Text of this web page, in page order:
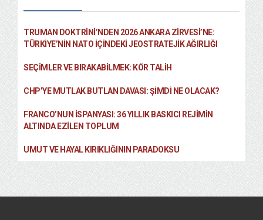
TRUMAN DOKTRINI’NDEN 2026 ANKARA ZIRVESI’NE:
TÜRKIYE’NIN NATO İÇINDEKI JEOSTRATEJIK AĞIRLIĞI
SEÇIMLER VE BIRAKABILMEK: KÖR TALIH
CHP’YE MUTLAK BUTLAN DAVASI: ŞİMDİ NE OLACAK?
FRANCO’NUN İSPANYASI: 36 YILLIK BASKICI REJIMIN
ALTINDA EZILEN TOPLUM
UMUT VE HAYAL KIRIKLIĞININ PARADOKSU